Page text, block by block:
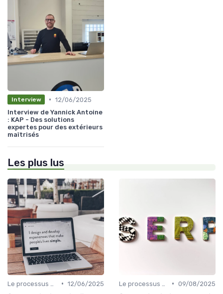
Interview • 12/06/2025
Interview de Yannick Antoine
: KAP - Des solutions
expertes pour des extérieurs
maîtrisés
Les plus lus
• 12/06/2025
• 09/08/2025